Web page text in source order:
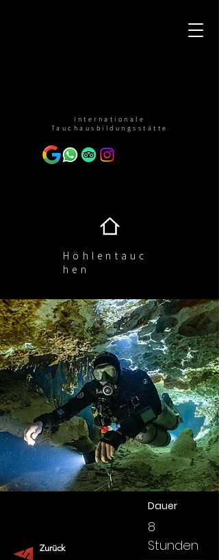
Internationale
Tauchausbildungsstätte
Höhlentauc
hen
Zurück
Dauer
8
Stunden